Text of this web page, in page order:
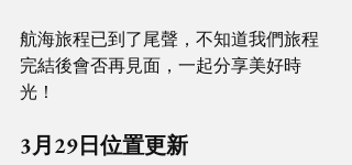
航海旅程已到了尾聲，不知道我們旅程
完結後會否再見面，一起分享美好時
光！
3月29日位置更新